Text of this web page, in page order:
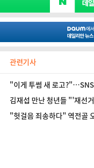
관련기사
"이게 투썸 새 로고
김재섭 만난 청년들 "'재선
"헛걸음 죄송하다" 역전골